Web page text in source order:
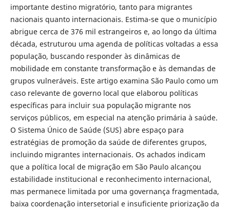
importante destino migratório, tanto para migrantes
nacionais quanto internacionais. Estima-se que o município
abrigue cerca de 376 mil estrangeiros e, ao longo da última
década, estruturou uma agenda de políticas voltadas a essa
população, buscando responder às dinâmicas de
mobilidade em constante transformação e às demandas de
grupos vulneráveis. Este artigo examina São Paulo como um
caso relevante de governo local que elaborou políticas
específicas para incluir sua população migrante nos
serviços públicos, em especial na atenção primária à saúde.
O Sistema Único de Saúde (SUS) abre espaço para
estratégias de promoção da saúde de diferentes grupos,
incluindo migrantes internacionais. Os achados indicam
que a política local de migração em São Paulo alcançou
estabilidade institucional e reconhecimento internacional,
mas permanece limitada por uma governança fragmentada,
baixa coordenação intersetorial e insuficiente priorização da